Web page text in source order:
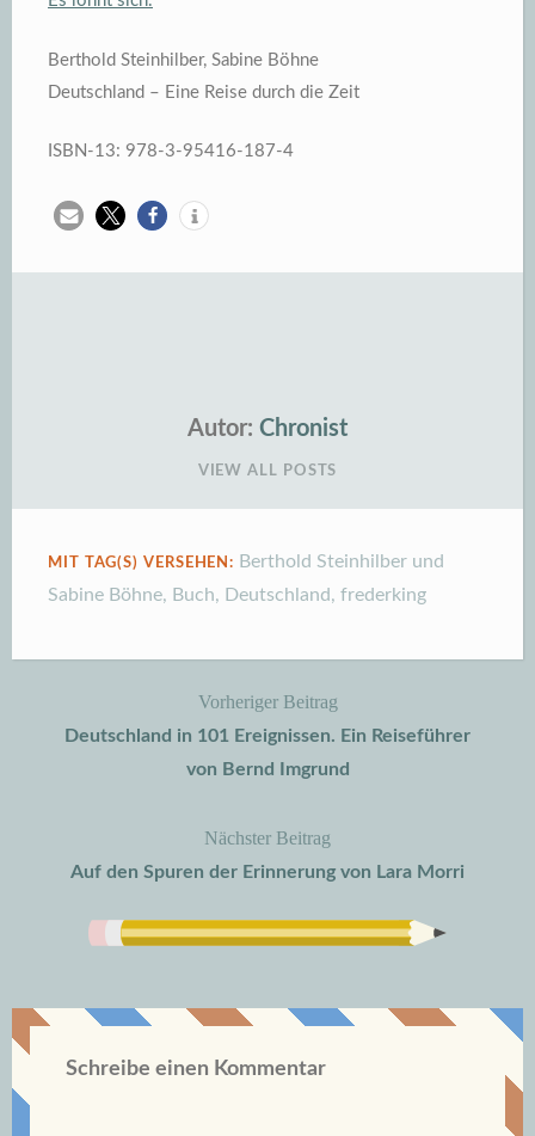
Berthold Steinhilber, Sabine Böhne
Deutschland – Eine Reise durch die Zeit
ISBN-13: 978-3-95416-187-4
Autor: Chronist
VIEW ALL POSTS
MIT TAG(S) VERSEHEN:
Berthold Steinhilber und
Sabine Böhne, Buch, Deutschland, frederking
BeitragsnavigationVorheriger Beitrag
Deutschland in 101 Ereignissen. Ein Reiseführer
von Bernd Imgrund
Nächster Beitrag
Auf den Spuren der Erinnerung von Lara Morri
Schreibe einen Kommentar